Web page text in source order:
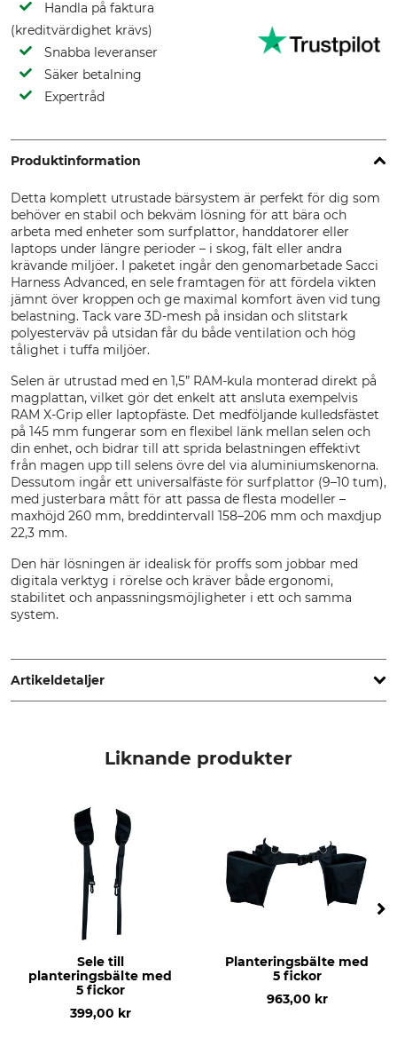
Handla på faktura
(kreditvärdighet krävs)
Snabba leveranser
Säker betalning
Expertråd
Produktinformation
Detta komplett utrustade bärsystem är perfekt för dig som
behöver en stabil och bekväm lösning för att bära och
arbeta med enheter som surfplattor, handdatorer eller
laptops under längre perioder – i skog, fält eller andra
krävande miljöer. I paketet ingår den genomarbetade Sacci
Harness Advanced, en sele framtagen för att fördela vikten
jämnt över kroppen och ge maximal komfort även vid tung
belastning. Tack vare 3D-mesh på insidan och slitstark
polyesterväv på utsidan får du både ventilation och hög
tålighet i tuffa miljöer.
Selen är utrustad med en 1,5” RAM-kula monterad direkt på
magplattan, vilket gör det enkelt att ansluta exempelvis
RAM X-Grip eller laptopfäste. Det medföljande kulledsfästet
på 145 mm fungerar som en flexibel länk mellan selen och
din enhet, och bidrar till att sprida belastningen effektivt
från magen upp till selens övre del via aluminiumskenorna.
Dessutom ingår ett universalfäste för surfplattor (9–10 tum),
med justerbara mått för att passa de flesta modeller –
maxhöjd 260 mm, breddintervall 158–206 mm och maxdjup
22,3 mm.
Den här lösningen är idealisk för proffs som jobbar med
digitala verktyg i rörelse och kräver både ergonomi,
stabilitet och anpassningsmöjligheter i ett och samma
system.
Artikeldetaljer
Liknande produkter
Sele till
planteringsbälte med
5 fickor
399,00 kr
Planteringsbälte med
5 fickor
963,00 kr